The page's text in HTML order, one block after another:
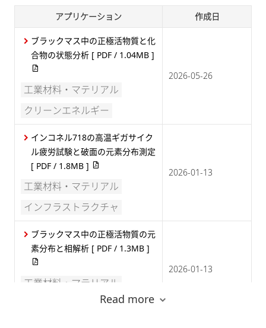
アプリケーション 作成日
ブラックマス中の正極活物質と化
合物の状態分析 [ PDF / 1.04MB ]
工業材料・マテリアル
クリーンエネルギー
2026-05-26
インコネル718の高温ギガサイク
ル疲労試験と破面の元素分布測定
[ PDF / 1.8MB ]
工業材料・マテリアル
インフラストラクチャ
2026-01-13
ブラックマス中の正極活物質の元
素分布と相解析 [ PDF / 1.3MB ]
工業材料・マテリアル
クリーンエネルギー
2026-01-13
Read more